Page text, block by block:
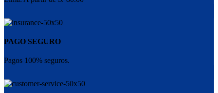
PAGO SEGURO
Pagos 100% seguros.